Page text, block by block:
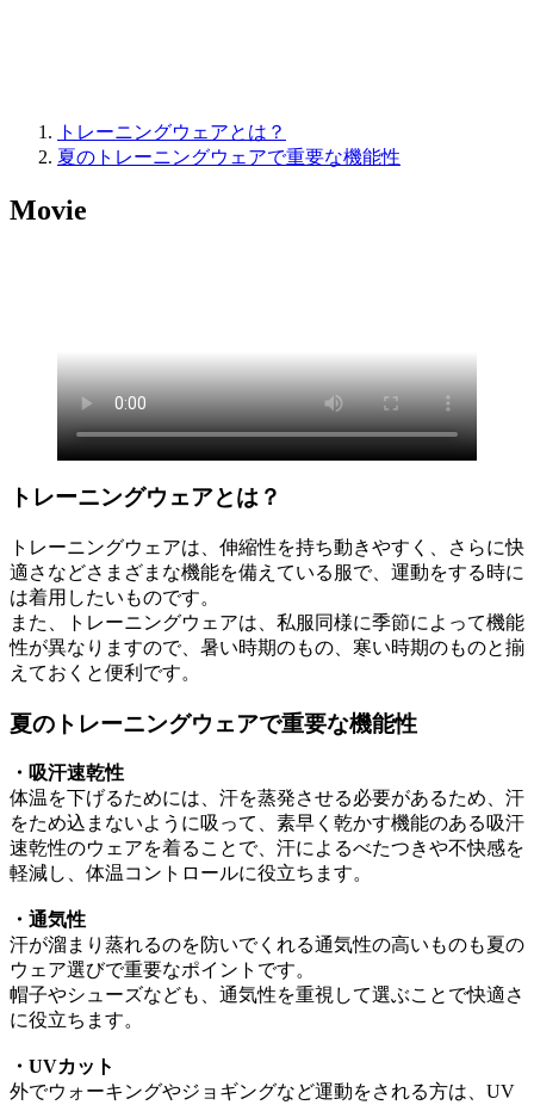
トレーニングウェアとは？
夏のトレーニングウェアで重要な機能性
Movie
トレーニングウェアとは？
トレーニングウェアは、伸縮性を持ち動きやすく、さらに快
適さなどさまざまな機能を備えている服で、運動をする時に
は着用したいものです。
また、トレーニングウェアは、私服同様に季節によって機能
性が異なりますので、暑い時期のもの、寒い時期のものと揃
えておくと便利です。
夏のトレーニングウェアで重要な機能性
・吸汗速乾性
体温を下げるためには、汗を蒸発させる必要があるため、汗
をため込まないように吸って、素早く乾かす機能のある吸汗
速乾性のウェアを着ることで、汗によるべたつきや不快感を
軽減し、体温コントロールに役立ちます。
・通気性
汗が溜まり蒸れるのを防いでくれる通気性の高いものも夏の
ウェア選びで重要なポイントです。
帽子やシューズなども、通気性を重視して選ぶことで快適さ
に役立ちます。
・UVカット
外でウォーキングやジョギングなど運動をされる方は、UV